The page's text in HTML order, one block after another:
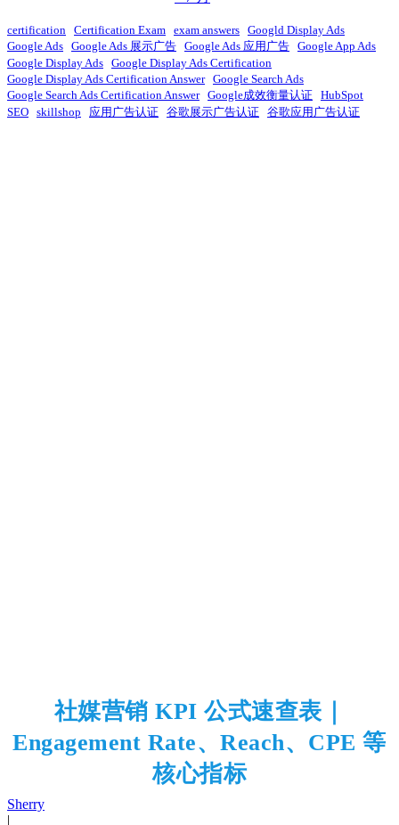
certification Certification Exam exam answers Googld Display Ads
Google Ads Google Ads 展示广告 Google Ads 应用广告 Google App Ads
Google Display Ads Google Display Ads Certification
Google Display Ads Certification Answer Google Search Ads
Google Search Ads Certification Answer Google成效衡量认证 HubSpot
SEO skillshop 应用广告认证 谷歌展示广告认证 谷歌应用广告认证
社媒营销 KPI 公式速查表｜
Engagement Rate、Reach、CPE 等
核心指标
Sherry
|